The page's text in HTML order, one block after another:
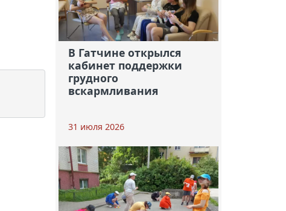
В Гатчине открылся
кабинет поддержки
грудного
вскармливания
31 июля 2026